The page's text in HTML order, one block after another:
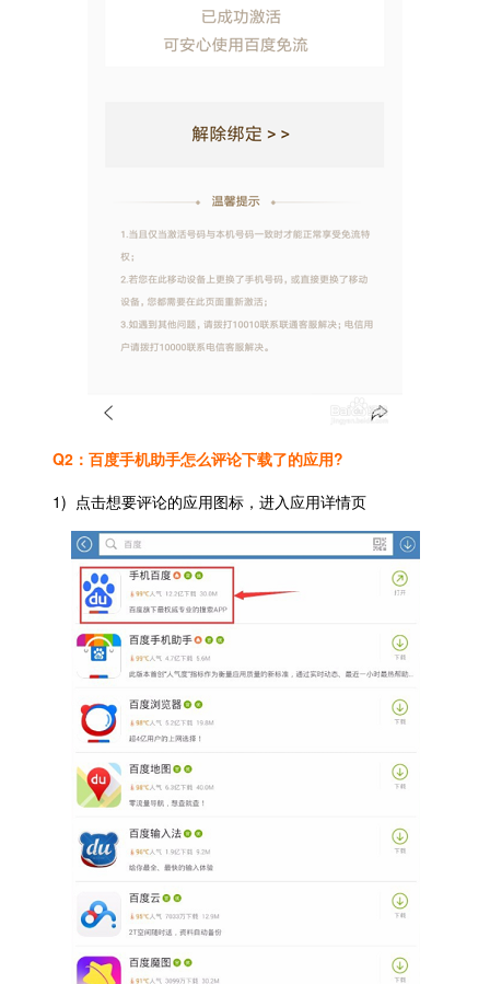
Q2：百度手机助手怎么评论下载了的应用?
1) 点击想要评论的应用图标，进入应用详情页